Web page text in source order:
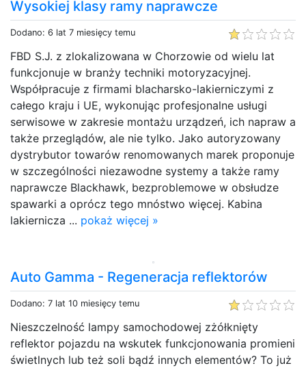
Wysokiej klasy ramy naprawcze
Dodano: 6 lat 7 miesięcy temu
FBD S.J. z zlokalizowana w Chorzowie od wielu lat
funkcjonuje w branży techniki motoryzacyjnej.
Współpracuje z firmami blacharsko-lakierniczymi z
całego kraju i UE, wykonując profesjonalne usługi
serwisowe w zakresie montażu urządzeń, ich napraw a
także przeglądów, ale nie tylko. Jako autoryzowany
dystrybutor towarów renomowanych marek proponuje
w szczególności niezawodne systemy a także ramy
naprawcze Blackhawk, bezproblemowe w obsłudze
spawarki a oprócz tego mnóstwo więcej. Kabina
lakiernicza ... pokaż więcej »
Auto Gamma - Regeneracja reflektorów
Dodano: 7 lat 10 miesięcy temu
Nieszczelność lampy samochodowej zżółknięty
reflektor pojazdu na wskutek funkcjonowania promieni
świetlnych lub też soli bądź innych elementów? To już